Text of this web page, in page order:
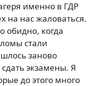
именно в ГДР
на нас жаловаться.
обидно, когда
стали
заново
экзамены. Я
до этого много